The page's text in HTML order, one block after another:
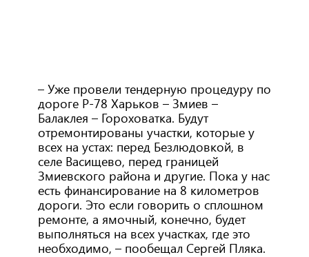
– Уже провели тендерную процедуру по
дороге Р-78 Харьков – Змиев –
Балаклея – Гороховатка. Будут
отремонтированы участки, которые у
всех на устах: перед Безлюдовкой, в
селе Васищево, перед границей
Змиевского района и другие. Пока у нас
есть финансирование на 8 километров
дороги. Это если говорить о сплошном
ремонте, а ямочный, конечно, будет
выполняться на всех участках, где это
необходимо, – пообещал Сергей Пляка.